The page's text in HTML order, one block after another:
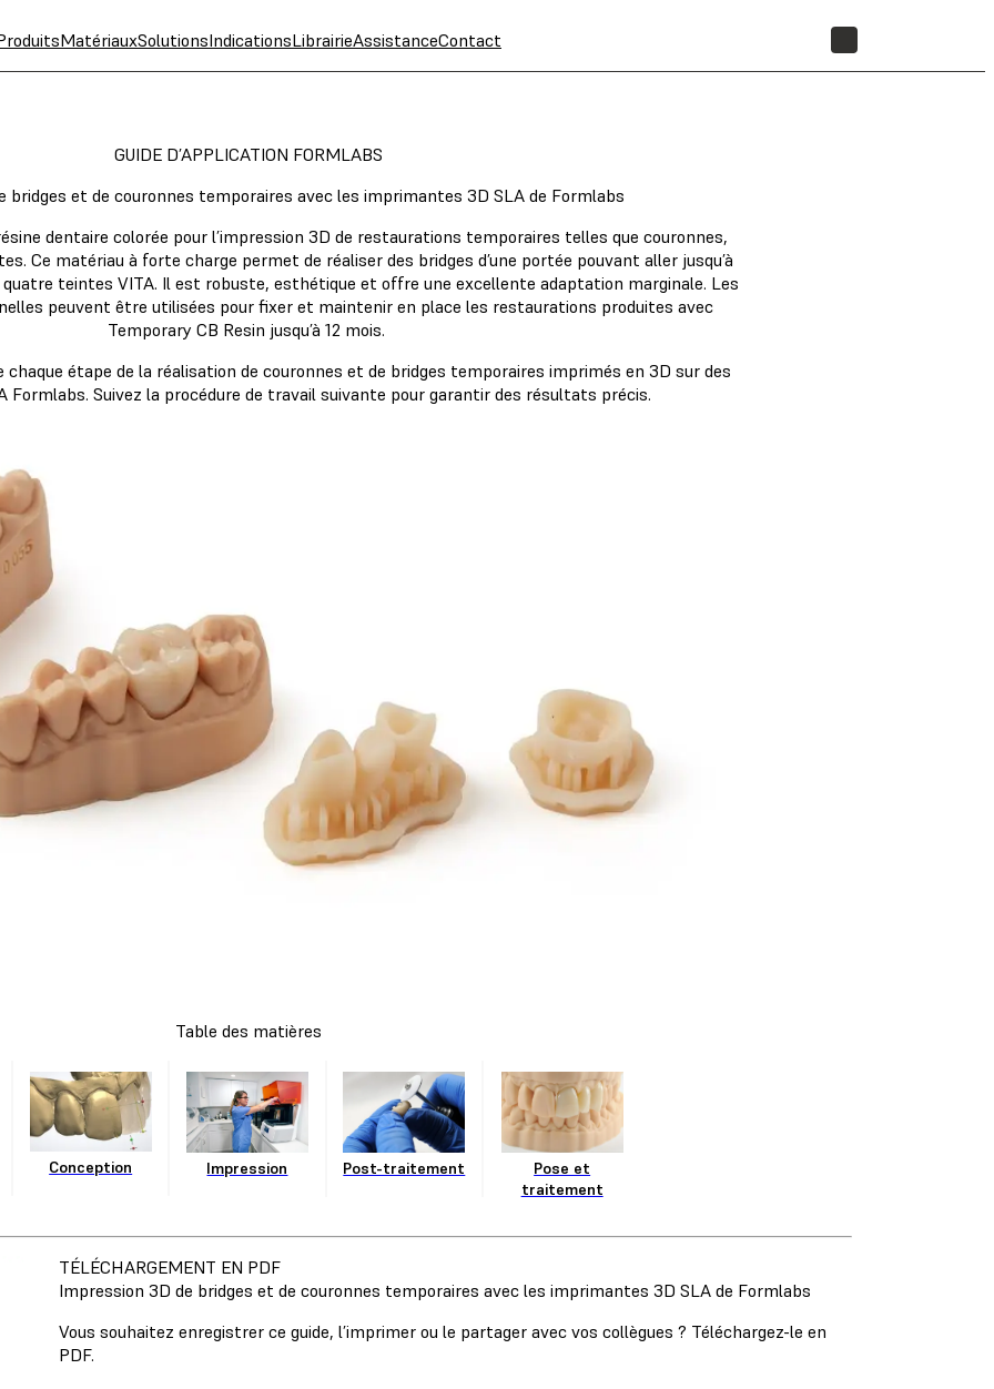
MatériauxSolutionsIndicationsLibrairieAssistanceContact
GUIDE D’APPLICATION FORMLABS
bridges et de couronnes temporaires avec les imprimantes 3D SLA de Formlabs
dentaire colorée pour l’impression 3D de restaurations temporaires telles que couronnes,
Ce matériau à forte charge permet de réaliser des bridges d’une portée pouvant aller jusqu’à
teintes VITA. Il est robuste, esthétique et offre une excellente adaptation marginale. Les
peuvent être utilisées pour fixer et maintenir en place les restaurations produites avec
Temporary CB Resin jusqu’à 12 mois.
chaque étape de la réalisation de couronnes et de bridges temporaires imprimés en 3D sur des
Formlabs. Suivez la procédure de travail suivante pour garantir des résultats précis.
Table des matières
Conception Impression Post-traitement
Pose et
traitement
TÉLÉCHARGEMENT EN PDF
Impression 3D de bridges et de couronnes temporaires avec les imprimantes 3D SLA de Formlabs
Vous souhaitez enregistrer ce guide, l’imprimer ou le partager avec vos collègues ? Téléchargez-le en
PDF.